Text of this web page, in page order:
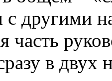
с другими
часть
в двух